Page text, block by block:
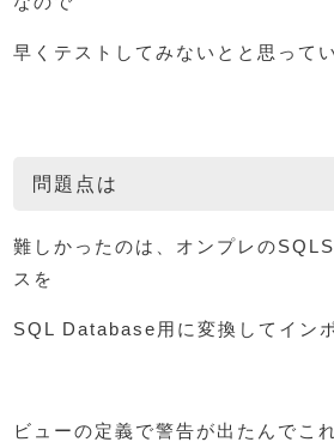
早くテストしてみないとと思って
問題点は
難しかったのは、オンプレの
スを
SQL Database用に変換してイン
ビューの定義で警告が出たんでこ